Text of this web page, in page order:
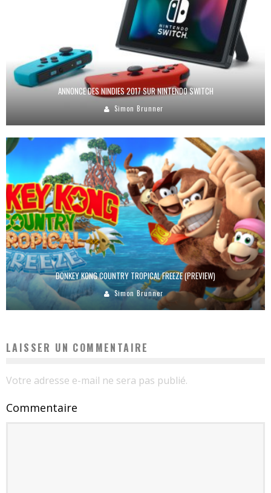
ANNONCE DES NINDIES 2017 SUR NINTENDO SWITCH
Simon Brunner
DONKEY KONG COUNTRY TROPICAL FREEZE (PREVIEW)
Simon Brunner
LAISSER UN COMMENTAIRE
Votre adresse e-mail ne sera pas publié.
Commentaire